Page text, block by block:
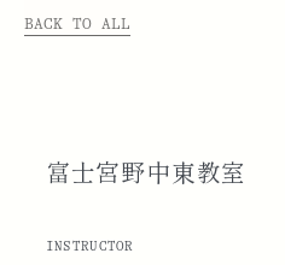
BACK TO ALL
富士宮野中東教室
INSTRUCTOR